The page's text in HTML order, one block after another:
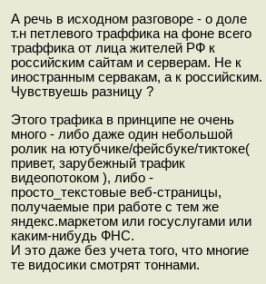
А речь в исходном разговоре - о доле
т.н петлевого траффика на фоне всего
траффика от лица жителей РФ к
российским сайтам и серверам. Не к
иностранным сервакам, а к российским.
Чувствуешь разницу ?
Этого трафика в принципе не очень
много - либо даже один небольшой
ролик на ютубчике/фейсбуке/тиктоке(
привет, зарубежный трафик
видеопотоком ), либо -
просто_текстовые веб-страницы,
получаемые при работе с тем же
яндекс.маркетом или госуслугами или
каким-нибудь ФНС.
И это даже без учета того, что многие
те видосики смотрят тоннами.